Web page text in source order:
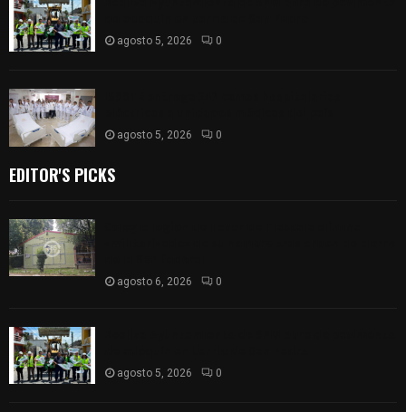
agosto 5, 2026 0
agosto 5, 2026 0
EDITOR'S PICKS
agosto 6, 2026 0
agosto 5, 2026 0